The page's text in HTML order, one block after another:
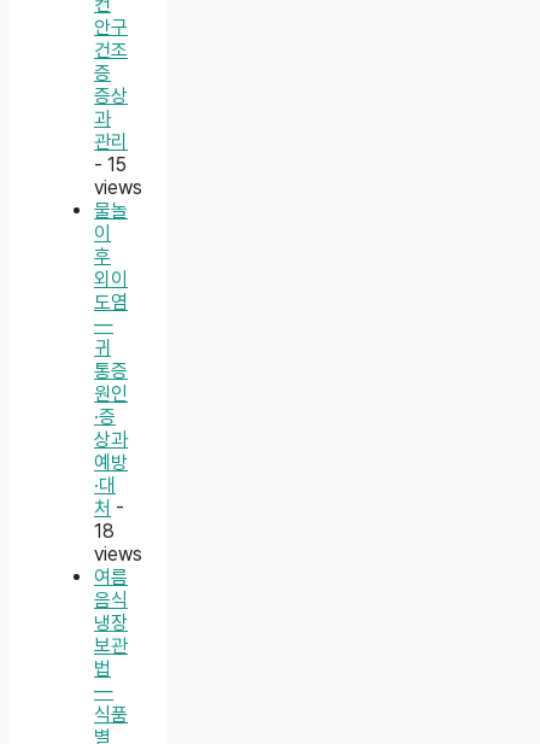
안구
건조
증
증상
과
관리
- 15
views
물놀
이
후
외이
도염
—
귀
통증
원인
·증
상과
예방
·대
처 -
18
views
여름
음식
냉장
보관
법
—
식품
별